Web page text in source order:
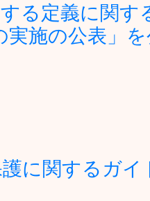
る定義に関
施の公表」を
に関するガ